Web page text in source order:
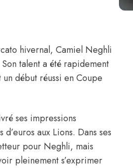
hivernal, Camiel Neghli
talent a été rapidement
début réussi en Coupe
ses impressions
aux Lions. Dans ses
pour Neghli, mais
pleinement s’exprimer